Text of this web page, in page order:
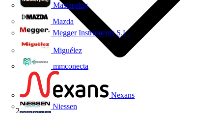
Masterplug
Mazda
Megger Instruments S.L.
Miguélez
mmconecta
Nexans
Niessen